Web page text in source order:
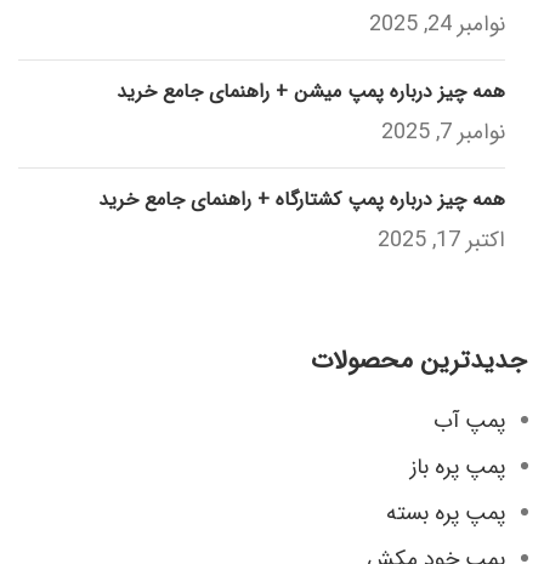
نوامبر 24, 2025
همه چیز درباره پمپ میشن + راهنمای جامع خرید
نوامبر 7, 2025
همه چیز درباره پمپ کشتارگاه + راهنمای جامع خرید
اکتبر 17, 2025
جدیدترین محصولات
پمپ آب
پمپ پره باز
پمپ پره بسته